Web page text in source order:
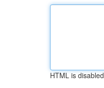
HTML is disabled